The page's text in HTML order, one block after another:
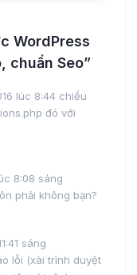
WordPress
chuẩn Seo”
lúc 8:44 chiều
đó với
8:08 sáng
phải không bạn?
sáng
lỗi (xài trình duyệt